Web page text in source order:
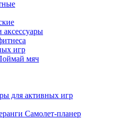
игр
мяч
для активных игр
Самолет-планер